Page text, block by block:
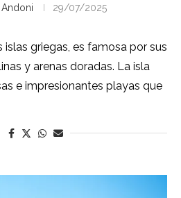
Andoni 29/07/2025
islas griegas, es famosa por sus
y arenas doradas. La isla
e impresionantes playas que